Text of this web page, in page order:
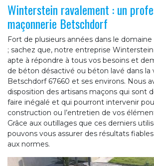
Winterstein ravalement : un
maçonnerie Betschdorf
Fort de plusieurs années dans le
; sachez que, notre entreprise
apte à répondre à tous vos besoins et
de béton désactivé ou béton lavé dans la
Betschdorf 67660 et ses environs. Nous
disposition des artisans maçons qui sont
faire inégalé et qui pourront intervenir
construction ou l’entretien de vos
Grâce aux outillages que ces derniers
pouvons vous assurer des résultats
aux normes.